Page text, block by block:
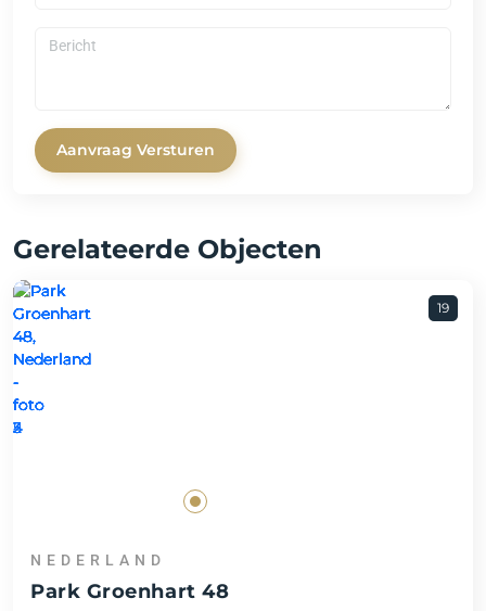
Aanvraag Versturen
Gerelateerde Objecten
19
NEDERLAND
Park Groenhart 48